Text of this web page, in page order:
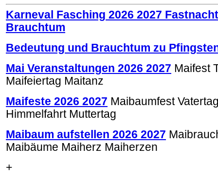
Karneval Fasching 2026 2027
Brauchtum
Bedeutung und Brauchtum zu
Mai Veranstaltungen 2026 2027 Maifest
Maifeiertag Maitanz
Maifeste 2026 2027 Maibaumfest
Himmelfahrt Muttertag
Maibaum aufstellen 2026 2027
Maibäume Maiherz Maiherzen
+